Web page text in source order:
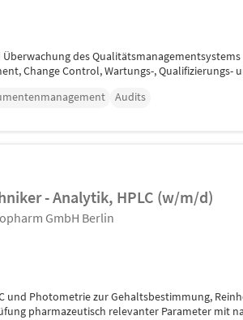
des
Change Control, Wartungs-, Qualifizierungs-
Audits
- Analytik, HPLC (w/m/d)
GmbH Berlin
und Photometrie zur Gehaltsbestimmung,
pharmazeutisch relevanter Parameter mit